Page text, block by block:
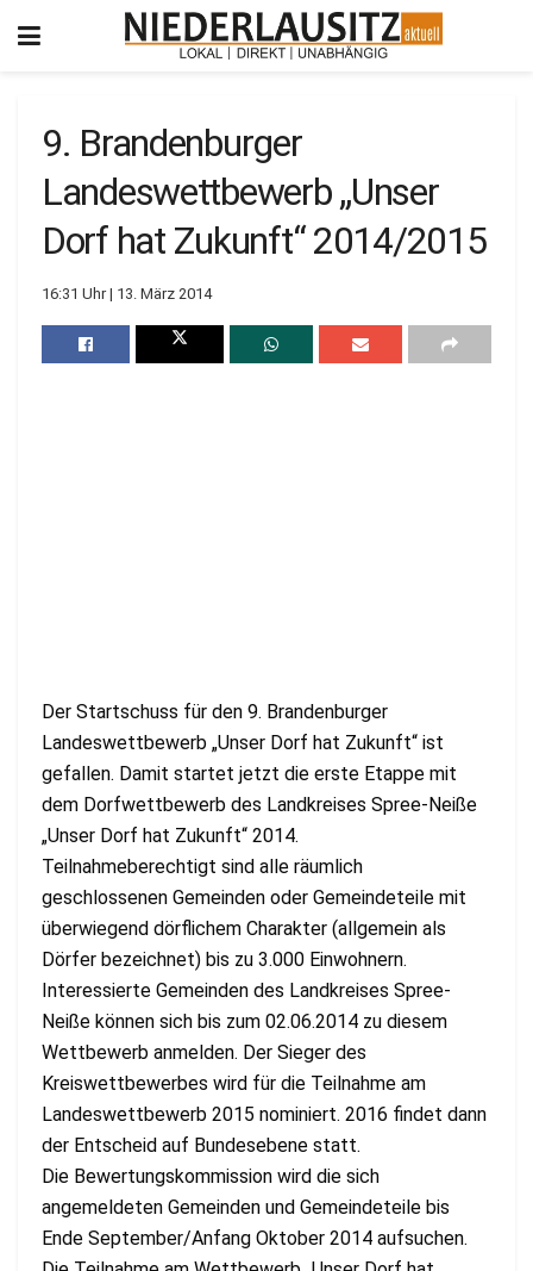
9. Brandenburger
Landeswettbewerb „Unser
Dorf hat Zukunft“ 2014/2015
16:31 Uhr | 13. März 2014
Der Startschuss für den 9. Brandenburger
Landeswettbewerb „Unser Dorf hat Zukunft“ ist
gefallen. Damit startet jetzt die erste Etappe mit
dem Dorfwettbewerb des Landkreises Spree-Neiße
„Unser Dorf hat Zukunft“ 2014.
Teilnahmeberechtigt sind alle räumlich
geschlossenen Gemeinden oder Gemeindeteile mit
überwiegend dörflichem Charakter (allgemein als
Dörfer bezeichnet) bis zu 3.000 Einwohnern.
Interessierte Gemeinden des Landkreises Spree-
Neiße können sich bis zum 02.06.2014 zu diesem
Wettbewerb anmelden. Der Sieger des
Kreiswettbewerbes wird für die Teilnahme am
Landeswettbewerb 2015 nominiert. 2016 findet dann
der Entscheid auf Bundesebene statt.
Die Bewertungskommission wird die sich
angemeldeten Gemeinden und Gemeindeteile bis
Ende September/Anfang Oktober 2014 aufsuchen.